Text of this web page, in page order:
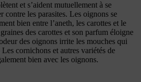
et s’aident mutuellement à se
contre les parasites. Les oignons se
bien entre l’aneth, les carottes et le
des carottes et son parfum éloigne
des oignons irrite les mouches qui
Les cornichons et autres variétés de
bien avec les oignons.